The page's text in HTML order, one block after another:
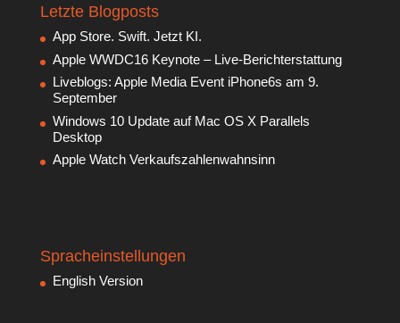
Letzte Blogposts
App Store. Swift. Jetzt KI.
Apple WWDC16 Keynote – Live-Berichterstattung
Liveblogs: Apple Media Event iPhone6s am 9.
September
Windows 10 Update auf Mac OS X Parallels
Desktop
Apple Watch Verkaufszahlenwahnsinn
Spracheinstellungen
English Version